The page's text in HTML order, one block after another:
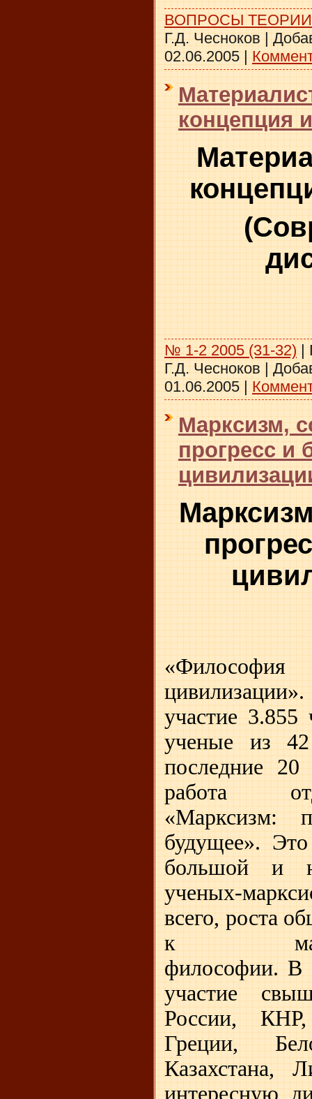
ВОПРОСЫ ТЕОРИИ
Г.Д. Чесноков |
02.06.2005 |
концепция
№ 1-2 2005 (31-32)
Г.Д. Чесноков
01.06.2005
Марксизм,
прогресс и
участие 3.855
ученые из
последние
работа
«Марксизм:
будущее». Это
большой и
ученых-
всего, роста
к
философии. В
участие
России,
Греции,
Казахстана,
интересную